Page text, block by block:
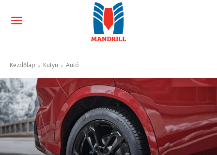
Kezdőlap Kütyü Autó